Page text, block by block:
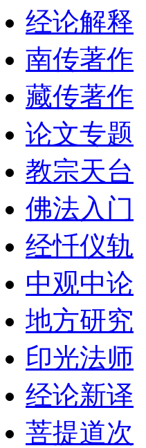
经论解释
南传著作
藏传著作
论文专题
教宗天台
佛法入门
经忏仪轨
中观中论
地方研究
印光法师
经论新译
菩提道次